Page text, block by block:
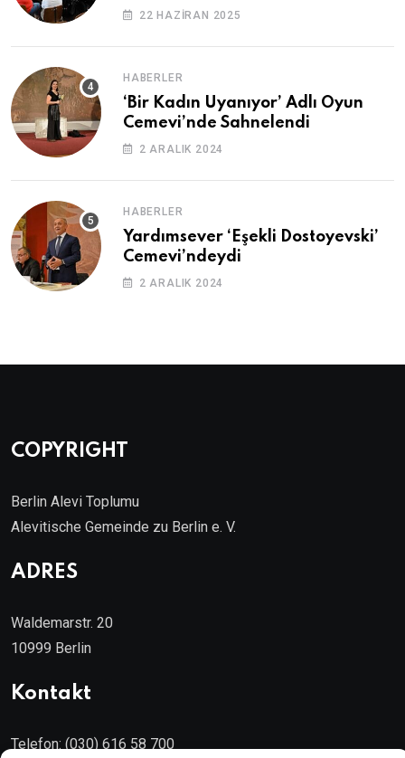
22 HAZIRAN 2025
HABERLER
‘Bir Kadın Uyanıyor’ Adlı Oyun
Cemevi’nde Sahnelendi
2 ARALIK 2024
HABERLER
Yardımsever ‘Eşekli Dostoyevski’
Cemevi’ndeydi
2 ARALIK 2024
COPYRIGHT
Berlin Alevi Toplumu
Alevitische Gemeinde zu Berlin e. V.
ADRES
Waldemarstr. 20
10999 Berlin
Kontakt
Telefon: (030) 616 58 700